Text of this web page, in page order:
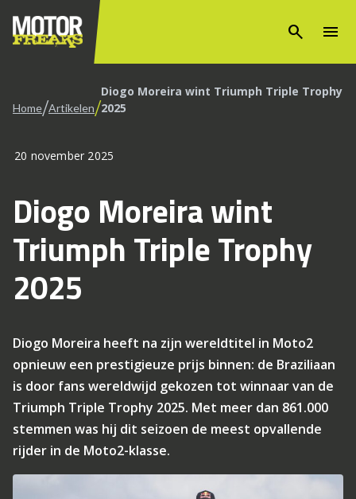
search menu
Home/Artikelen/Diogo Moreira wint Triumph Triple Trophy
2025
20 november 2025
Diogo Moreira wint
Triumph Triple Trophy
2025
Diogo Moreira heeft na zijn wereldtitel in Moto2
opnieuw een prestigieuze prijs binnen: de Braziliaan
is door fans wereldwijd gekozen tot winnaar van de
Triumph Triple Trophy 2025. Met meer dan 861.000
stemmen was hij dit seizoen de meest opvallende
rijder in de Moto2-klasse.